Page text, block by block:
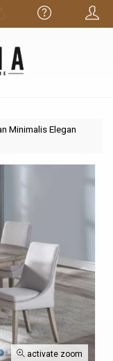
Minimalis Elegan
activate zoom